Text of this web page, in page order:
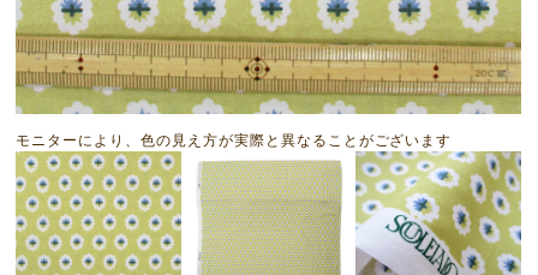
モニターにより、色の見え方が実際と異なることがございます